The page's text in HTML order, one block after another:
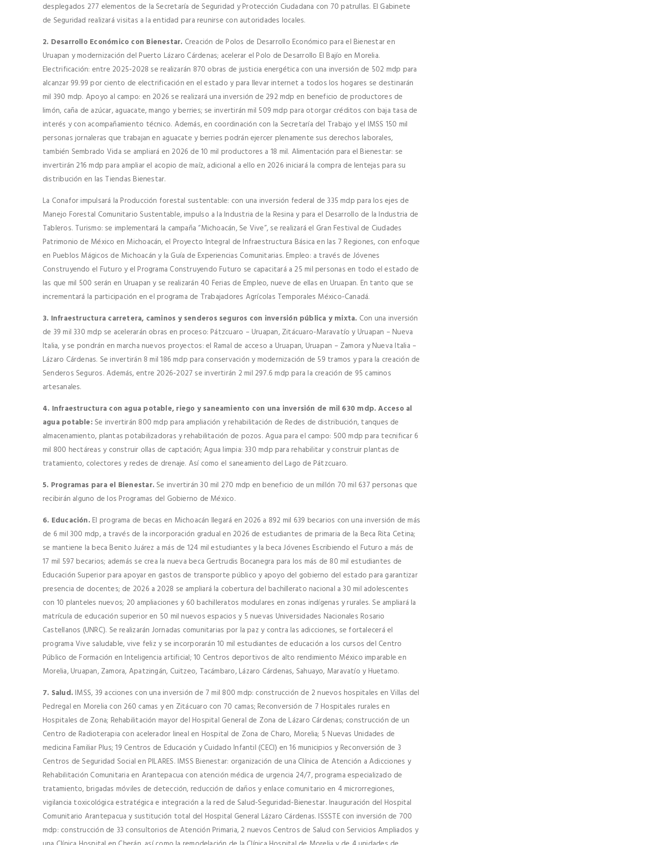
desplegados 277 elementos de la Secretaría de Seguridad y Protección Ciudadana con 70 patrullas. El Gabinete
de Seguridad realizará visitas a la entidad para reunirse con autoridades locales.
2. Desarrollo Económico con Bienestar. Creación de Polos de Desarrollo Económico para el Bienestar en
Uruapan y modernización del Puerto Lázaro Cárdenas; acelerar el Polo de Desarrollo El Bajío en Morelia.
Electrificación: entre 2025-2028 se realizarán 870 obras de justicia energética con una inversión de 502 mdp para
alcanzar 99.99 por ciento de electrificación en el estado y para llevar internet a todos los hogares se destinarán
mil 390 mdp. Apoyo al campo: en 2026 se realizará una inversión de 292 mdp en beneficio de productores de
limón, caña de azúcar, aguacate, mango y berries; se invertirán mil 509 mdp para otorgar créditos con baja tasa de
interés y con acompañamiento técnico. Además, en coordinación con la Secretaría del Trabajo y el IMSS 150 mil
personas jornaleras que trabajan en aguacate y berries podrán ejercer plenamente sus derechos laborales,
también Sembrado Vida se ampliará en 2026 de 10 mil productores a 18 mil. Alimentación para el Bienestar: se
invertirán 216 mdp para ampliar el acopio de maíz, adicional a ello en 2026 iniciará la compra de lentejas para su
distribución en las Tiendas Bienestar.
La Conafor impulsará la Producción forestal sustentable: con una inversión federal de 335 mdp para los ejes de
Manejo Forestal Comunitario Sustentable, impulso a la Industria de la Resina y para el Desarrollo de la Industria de
Tableros. Turismo: se implementará la campaña “Michoacán, Se Vive”, se realizará el Gran Festival de Ciudades
Patrimonio de México en Michoacán, el Proyecto Integral de Infraestructura Básica en las 7 Regiones, con enfoque
en Pueblos Mágicos de Michoacán y la Guía de Experiencias Comunitarias. Empleo: a través de Jóvenes
Construyendo el Futuro y el Programa Construyendo Futuro se capacitará a 25 mil personas en todo el estado de
las que mil 500 serán en Uruapan y se realizarán 40 Ferias de Empleo, nueve de ellas en Uruapan. En tanto que se
incrementará la participación en el programa de Trabajadores Agrícolas Temporales México-Canadá.
3. Infraestructura carretera, caminos y senderos seguros con inversión pública y mixta. Con una inversión
de 39 mil 330 mdp se acelerarán obras en proceso: Pátzcuaro – Uruapan, Zitácuaro-Maravatío y Uruapan – Nueva
Italia, y se pondrán en marcha nuevos proyectos: el Ramal de acceso a Uruapan, Uruapan – Zamora y Nueva Italia –
Lázaro Cárdenas. Se invertirán 8 mil 186 mdp para conservación y modernización de 59 tramos y para la creación de
Senderos Seguros. Además, entre 2026-2027 se invertirán 2 mil 297.6 mdp para la creación de 95 caminos
artesanales.
4. Infraestructura con agua potable, riego y saneamiento con una inversión de mil 630 mdp. Acceso al
agua potable:Se invertirán 800 mdp para ampliación y rehabilitación de Redes de distribución, tanques de
almacenamiento, plantas potabilizadoras y rehabilitación de pozos. Agua para el campo: 500 mdp para tecnificar 6
mil 800 hectáreas y construir ollas de captación; Agua limpia: 330 mdp para rehabilitar y construir plantas de
tratamiento, colectores y redes de drenaje. Así como el saneamiento del Lago de Pátzcuaro.
5. Programas para el Bienestar.Se invertirán 30 mil 270 mdp en beneficio de un millón 70 mil 637 personas que
recibirán alguno de los Programas del Gobierno de México.
6. Educación.El programa de becas en Michoacán llegará en 2026 a 892 mil 639 becarios con una inversión de más
de 6 mil 300 mdp, a través de la incorporación gradual en 2026 de estudiantes de primaria de la Beca Rita Cetina;
se mantiene la beca Benito Juárez a más de 124 mil estudiantes y la beca Jóvenes Escribiendo el Futuro a más de
17 mil 597 becarios; además se crea la nueva beca Gertrudis Bocanegra para los más de 80 mil estudiantes de
Educación Superior para apoyar en gastos de transporte público y apoyo del gobierno del estado para garantizar
presencia de docentes; de 2026 a 2028 se ampliará la cobertura del bachillerato nacional a 30 mil adolescentes
con 10 planteles nuevos; 20 ampliaciones y 60 bachilleratos modulares en zonas indígenas y rurales. Se ampliará la
matrícula de educación superior en 50 mil nuevos espacios y 5 nuevas Universidades Nacionales Rosario
Castellanos (UNRC). Se realizarán Jornadas comunitarias por la paz y contra las adicciones, se fortalecerá el
programa Vive saludable, vive feliz y se incorporarán 10 mil estudiantes de educación a los cursos del Centro
Público de Formación en Inteligencia artificial; 10 Centros deportivos de alto rendimiento México imparable en
Morelia, Uruapan, Zamora, Apatzingán, Cuitzeo, Tacámbaro, Lázaro Cárdenas, Sahuayo, Maravatío y Huetamo.
7. Salud.IMSS, 39 acciones con una inversión de 7 mil 800 mdp: construcción de 2 nuevos hospitales en Villas del
Pedregal en Morelia con 260 camas y en Zitácuaro con 70 camas; Reconversión de 7 Hospitales rurales en
Hospitales de Zona; Rehabilitación mayor del Hospital General de Zona de Lázaro Cárdenas; construcción de un
Centro de Radioterapia con acelerador lineal en Hospital de Zona de Charo, Morelia; 5 Nuevas Unidades de
medicina Familiar Plus; 19 Centros de Educación y Cuidado Infantil (CECI) en 16 municipios y Reconversión de 3
Centros de Seguridad Social en PILARES. IMSS Bienestar: organización de una Clínica de Atención a Adicciones y
Rehabilitación Comunitaria en Arantepacua con atención médica de urgencia 24/7, programa especializado de
tratamiento, brigadas móviles de detección, reducción de daños y enlace comunitario en 4 microrregiones,
vigilancia toxicológica estratégica e integración a la red de Salud-Seguridad-Bienestar. Inauguración del Hospital
Comunitario Arantepacua y sustitución total del Hospital General Lázaro Cárdenas. ISSSTE con inversión de 700
mdp: construcción de 33 consultorios de Atención Primaria, 2 nuevos Centros de Salud con Servicios Ampliados y